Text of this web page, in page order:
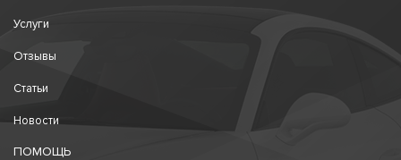
Услуги
Отзывы
Статьи
Новости
ПОМОЩЬ